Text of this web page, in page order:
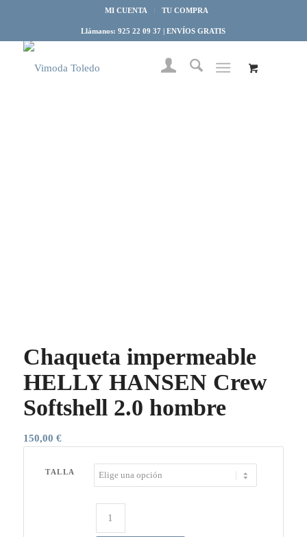
MI CUENTA TU COMPRA
Llámanos: 925 22 09 37 | ENVÍOS GRATIS
Chaqueta impermeable
HELLY HANSEN Crew
Softshell 2.0 hombre
150,00 €
TALLA